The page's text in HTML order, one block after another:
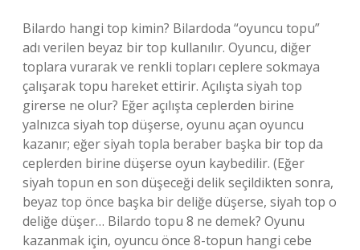
Bilardo hangi top kimin? Bilardoda “oyuncu topu”
adı verilen beyaz bir top kullanılır. Oyuncu, diğer
toplara vurarak ve renkli topları ceplere sokmaya
çalışarak topu hareket ettirir. Açılışta siyah top
girerse ne olur? Eğer açılışta ceplerden birine
yalnızca siyah top düşerse, oyunu açan oyuncu
kazanır; eğer siyah topla beraber başka bir top da
ceplerden birine düşerse oyun kaybedilir. (Eğer
siyah topun en son düşeceği delik seçildikten sonra,
beyaz top önce başka bir deliğe düşerse, siyah top o
deliğe düşer… Bilardo topu 8 ne demek? Oyunu
kazanmak için, oyuncu önce 8-topun hangi cebe